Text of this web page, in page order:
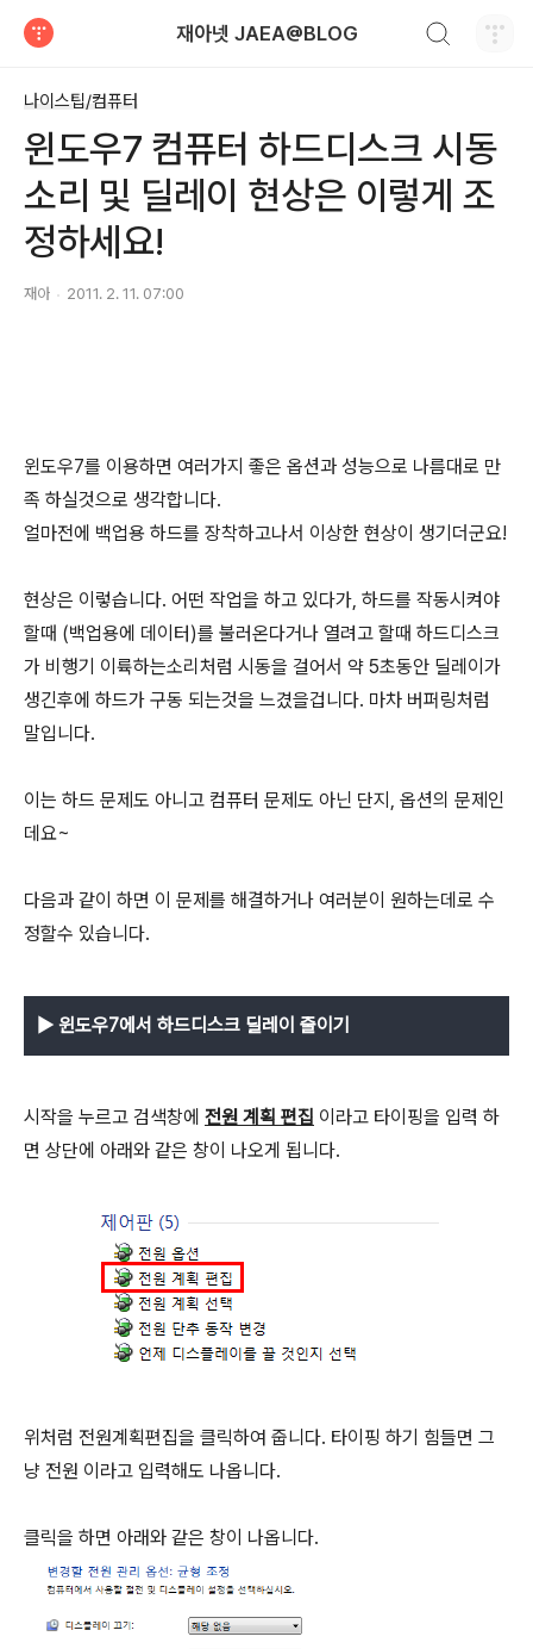
재아넷 JAEA@BLOG
나이스팁/컴퓨터
윈도우7 컴퓨터 하드디스크 시동
소리 및 딜레이 현상은 이렇게 조
정하세요!
재아 2011. 2. 11. 07:00
윈도우7를 이용하면 여러가지 좋은 옵션과 성능으로 나름대로 만
족 하실것으로 생각합니다.
얼마전에 백업용 하드를 장착하고나서 이상한 현상이 생기더군요!
현상은 이렇습니다. 어떤 작업을 하고 있다가, 하드를 작동시켜야
할때 (백업용에 데이터)를 불러온다거나 열려고 할때 하드디스크
가 비행기 이륙하는소리처럼 시동을 걸어서 약 5초동안 딜레이가
생긴후에 하드가 구동 되는것을 느겼을겁니다. 마차 버퍼링처럼
말입니다.
이는 하드 문제도 아니고 컴퓨터 문제도 아닌 단지, 옵션의 문제인
데요~
다음과 같이 하면 이 문제를 해결하거나 여러분이 원하는데로 수
정할수 있습니다.
▶ 윈도우7에서 하드디스크 딜레이 줄이기
시작을 누르고 검색창에 전원 계획 편집 이라고 타이핑을 입력 하
면 상단에 아래와 같은 창이 나오게 됩니다.
위처럼 전원계획편집을 클릭하여 줍니다. 타이핑 하기 힘들면 그
냥 전원 이라고 입력해도 나옵니다.
클릭을 하면 아래와 같은 창이 나옵니다.